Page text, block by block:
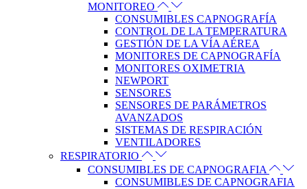
MONITOREO
CONSUMIBLES CAPNOGRAFÍA
CONTROL DE LA TEMPERATURA
GESTIÓN DE LA VÍA AÉREA
MONITORES DE CAPNOGRAFÍA
MONITORES OXIMETRIA
NEWPORT
SENSORES
SENSORES DE PARÁMETROS
AVANZADOS
SISTEMAS DE RESPIRACIÓN
VENTILADORES
RESPIRATORIO
CONSUMIBLES DE CAPNOGRAFIA
CONSUMIBLES DE CAPNOGRAFIA